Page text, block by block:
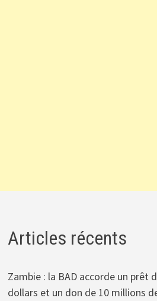
Articles récents
Zambie : la BAD accorde un prêt
dollars et un don de 10 millions